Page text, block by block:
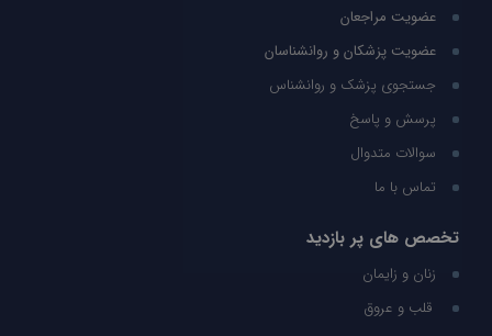
عضویت مراجعان
عضویت پزشکان و روانشناسان
جستجوی پزشک و روانشناس
پرسش و پاسخ
سوالات متدوال
تماس با ما
تخصص های پر بازدید
زنان و زایمان
قلب و عروق